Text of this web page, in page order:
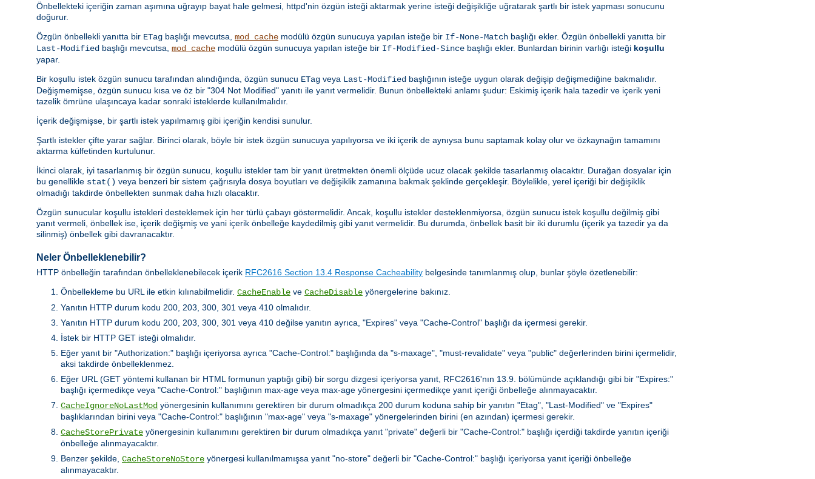
Önbellekteki içeriğin zaman aşımına uğrayıp bayat hale gelmesi, httpd'nin özgün isteği aktarmak yerine isteği değişikliğe uğratarak şartlı bir istek yapması sonucunu
doğurur.
Özgün önbellekli yanıtta bir ETag başlığı mevcutsa, mod_cache modülü özgün sunucuya yapılan isteğe bir If-None-Match başlığı ekler. Özgün önbellekli yanıtta bir
Last-Modified başlığı mevcutsa, mod_cache modülü özgün sunucuya yapılan isteğe bir If-Modified-Since başlığı ekler. Bunlardan birinin varlığı isteği koşullu
yapar.
Bir koşullu istek özgün sunucu tarafından alındığında, özgün sunucu ETag veya Last-Modified başlığının isteğe uygun olarak değişip değişmediğine bakmalıdır.
Değişmemişse, özgün sunucu kısa ve öz bir "304 Not Modified" yanıtı ile yanıt vermelidir. Bunun önbellekteki anlamı şudur: Eskimiş içerik hala tazedir ve içerik yeni
tazelik ömrüne ulaşıncaya kadar sonraki isteklerde kullanılmalıdır.
İçerik değişmişse, bir şartlı istek yapılmamış gibi içeriğin kendisi sunulur.
Şartlı istekler çifte yarar sağlar. Birinci olarak, böyle bir istek özgün sunucuya yapılıyorsa ve iki içerik de aynıysa bunu saptamak kolay olur ve özkaynağın tamamını
aktarma külfetinden kurtulunur.
İkinci olarak, iyi tasarlanmış bir özgün sunucu, koşullu istekler tam bir yanıt üretmekten önemli ölçüde ucuz olacak şekilde tasarlanmış olacaktır. Durağan dosyalar için
bu genellikle stat() veya benzeri bir sistem çağrısıyla dosya boyutları ve değişiklik zamanına bakmak şeklinde gerçekleşir. Böylelikle, yerel içeriği bir değişiklik
olmadığı takdirde önbellekten sunmak daha hızlı olacaktır.
Özgün sunucular koşullu istekleri desteklemek için her türlü çabayı göstermelidir. Ancak, koşullu istekler desteklenmiyorsa, özgün sunucu istek koşullu değilmiş gibi
yanıt vermeli, önbellek ise, içerik değişmiş ve yani içerik önbelleğe kaydedilmiş gibi yanıt vermelidir. Bu durumda, önbellek basit bir iki durumlu (içerik ya tazedir ya da
silinmiş) önbellek gibi davranacaktır.
Neler Önbelleklenebilir?
HTTP önbelleğin tarafından önbelleklenebilecek içerik RFC2616 Section 13.4 Response Cacheability belgesinde tanımlanmış olup, bunlar şöyle özetlenebilir:
Önbellekleme bu URL ile etkin kılınabilmelidir. CacheEnable ve CacheDisable yönergelerine bakınız.
Yanıtın HTTP durum kodu 200, 203, 300, 301 veya 410 olmalıdır.
Yanıtın HTTP durum kodu 200, 203, 300, 301 veya 410 değilse yanıtın ayrıca, "Expires" veya "Cache-Control" başlığı da içermesi gerekir.
İstek bir HTTP GET isteği olmalıdır.
Eğer yanıt bir "Authorization:" başlığı içeriyorsa ayrıca "Cache-Control:" başlığında da "s-maxage", "must-revalidate" veya "public" değerlerinden birini içermelidir,
aksi takdirde önbelleklenmez.
Eğer URL (GET yöntemi kullanan bir HTML formunun yaptığı gibi) bir sorgu dizgesi içeriyorsa yanıt, RFC2616'nın 13.9. bölümünde açıklandığı gibi bir "Expires:"
başlığı içermedikçe veya "Cache-Control:" başlığının max-age veya max-age yönergesini içermedikçe yanıt içeriği önbelleğe alınmayacaktır.
CacheIgnoreNoLastMod yönergesinin kullanımını gerektiren bir durum olmadıkça 200 durum koduna sahip bir yanıtın "Etag", "Last-Modified" ve "Expires"
başlıklarından birini veya "Cache-Control:" başlığının "max-age" veya "s-maxage" yönergelerinden birini (en azından) içermesi gerekir.
CacheStorePrivate yönergesinin kullanımını gerektiren bir durum olmadıkça yanıt "private" değerli bir "Cache-Control:" başlığı içerdiği takdirde yanıtın içeriği
önbelleğe alınmayacaktır.
Benzer şekilde, CacheStoreNoStore yönergesi kullanılmamışsa yanıt "no-store" değerli bir "Cache-Control:" başlığı içeriyorsa yanıt içeriği önbelleğe
alınmayacaktır.